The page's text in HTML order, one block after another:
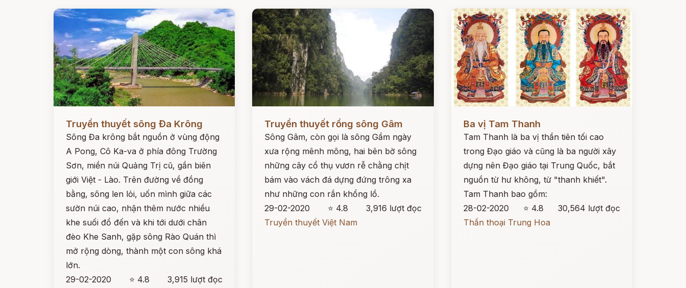
Đọc ngay
Truyền thuyết sông Đa Krông
Sông Đa krông bắt nguồn ở vùng động
A Pong, Cô Ka-va ở phía đông Trường
Sơn, miền núi Quảng Trị cũ, gần biên
giới Việt - Lào. Trên đường về đồng
bằng, sông len lỏi, uốn mình giữa các
sườn núi cao, nhận thêm nước nhiều
khe suối đổ đến và khi tới dưới chân
đèo Khe Sanh, gặp sông Rào Quán thì
mở rộng dòng, thành một con sông khá
lớn.
29-02-2020
⭐ 4.8
3,915 lượt đọc
Đọc ngay
Truyền thuyết rồng sông Gâm
Sông Gâm, còn gọi là sông Gầm ngày
xưa rộng mênh mông, hai bên bờ sông
những cây cổ thụ vươn rễ chằng chịt
bám vào vách đá dựng đứng trông xa
như những con rắn khổng lồ.
29-02-2020
⭐ 4.8
3,916 lượt đọc
Truyền thuyết Việt Nam
Ba vị Tam Thanh
Tam Thanh là ba vị thần tiên tối cao
trong Đạo giáo và cũng là ba người xây
dựng nên Đạo giáo tại Trung Quốc, bắt
nguồn từ hư không, từ "thanh khiết".
Tam Thanh bao gồm:
28-02-2020
⭐ 4.8
30,564 lượt đọc
Thần thoại Trung Hoa